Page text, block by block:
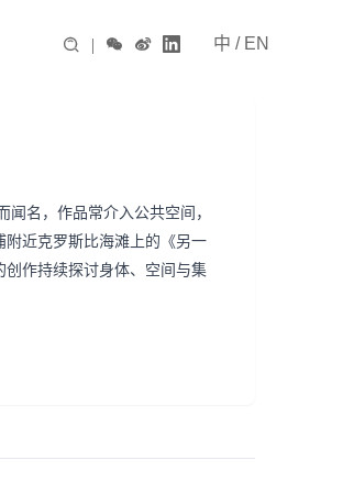
中 / EN
 |   
名，作品常介入公共空间，
近克罗斯比海滩上的《另一
作持续探讨身体、空间与集